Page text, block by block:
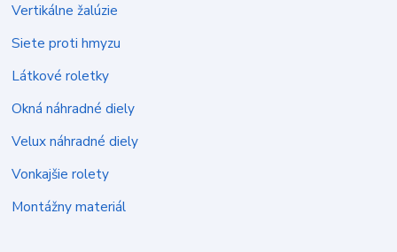
Vertikálne žalúzie
Siete proti hmyzu
Látkové roletky
Okná náhradné diely
Velux náhradné diely
Vonkajšie rolety
Montážny materiál